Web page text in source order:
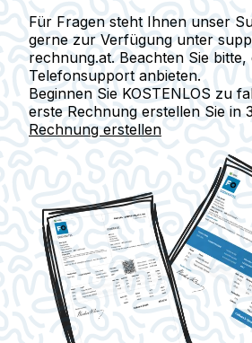
Für Fragen steht Ihnen unser
gerne zur Verfügung unter
rechnung.at. Beachten Sie
Telefonsupport anbieten.
Beginnen Sie KOSTENLOS zu
erste Rechnung erstellen Sie in
Rechnung erstellen